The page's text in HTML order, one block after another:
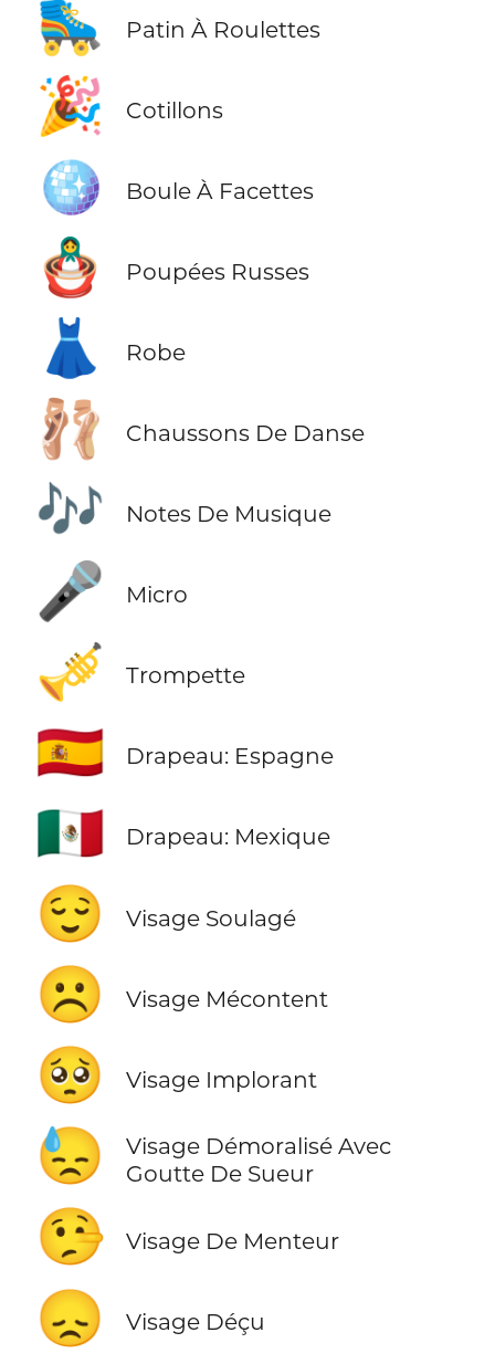
🛼 Patin À Roulettes
🎉 Cotillons
🪩 Boule À Facettes
🪆 Poupées Russes
👗 Robe
🩰 Chaussons De Danse
🎶 Notes De Musique
🎤 Micro
🎺 Trompette
🇪🇸 Drapeau: Espagne
🇲🇽 Drapeau: Mexique
😌 Visage Soulagé
☹️ Visage Mécontent
🥺 Visage Implorant
😓
Visage Démoralisé Avec
Goutte De Sueur
🤥 Visage De Menteur
😞 Visage Déçu